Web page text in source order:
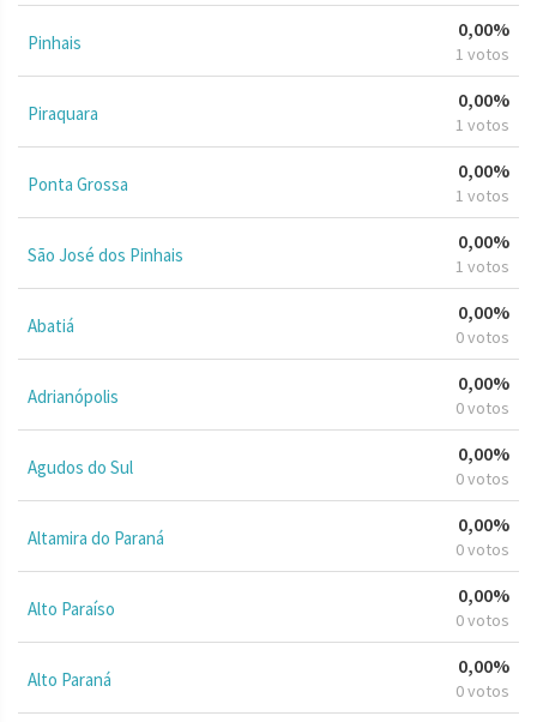
Pinhais
0,00%
1 votos
Piraquara
0,00%
1 votos
Ponta Grossa
0,00%
1 votos
São José dos Pinhais
0,00%
1 votos
Abatiá
0,00%
0 votos
Adrianópolis
0,00%
0 votos
Agudos do Sul
0,00%
0 votos
Altamira do Paraná
0,00%
0 votos
Alto Paraíso
0,00%
0 votos
Alto Paraná
0,00%
0 votos